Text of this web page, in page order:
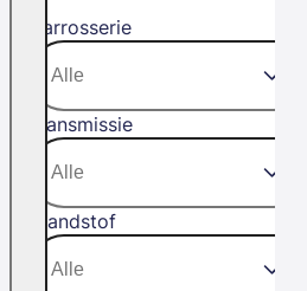
Carrosserie
Transmissie
Brandstof